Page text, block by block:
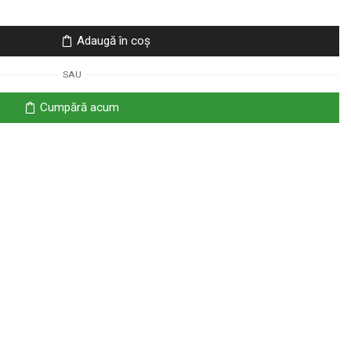
Adaugă în coș
SAU
Cumpără acum